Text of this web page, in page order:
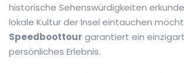
historische Sehenswürdigkeiten
lokale Kultur der Insel eintauchen
Speedboottour garantiert ein
persönliches Erlebnis.